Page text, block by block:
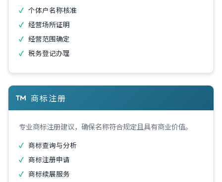
个体户名称核准
经营场所证明
经营范围确定
税务登记办理
商标注册
专业商标注册建议，确保名称符合规定且具有商业价值。
商标查询与分析
商标注册申请
商标续展服务